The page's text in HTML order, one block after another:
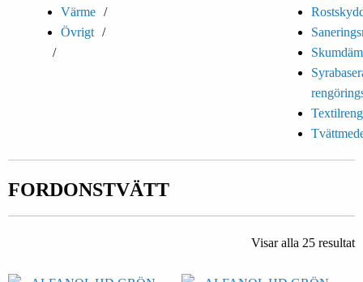
Värme
Övrigt
FORDONSTVÄTT
Visar alla 25 resultat